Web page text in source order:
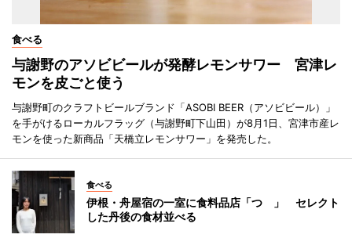
食べる
与謝野のアソビビールが発酵レモンサワー 宮津レ
モンを皮ごと使う
与謝野町のクラフトビールブランド「ASOBI BEER（アソビビール）」
を手がけるローカルフラッグ（与謝野町下山田）が8月1日、宮津市産レ
モンを使った新商品「天橋立レモンサワー」を発売した。
食べる
伊根・舟屋宿の一室に食料品店「つゝ」 セレクト
した丹後の食材並べる